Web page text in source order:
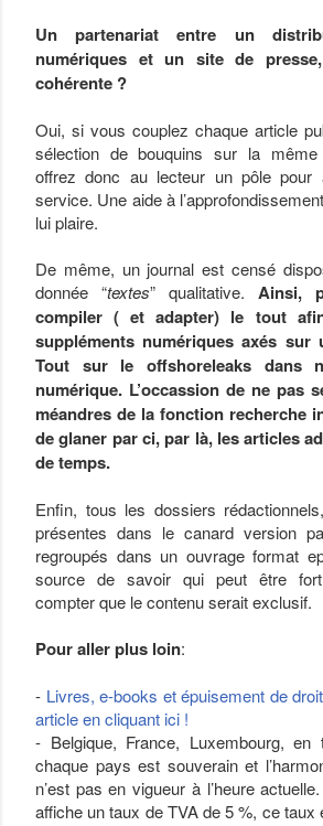
Un partenariat entre un
numériques et un site de
cohérente ?
Oui, si vous couplez chaque article
sélection de bouquins sur la même
offrez donc au lecteur un pôle pour
service. Une aide à
lui plaire.
De même, un journal est censé
donnée “textes” qualitative. Ainsi,
compiler ( et adapter) le tout
suppléments numériques axés sur
Tout sur le offshoreleaks dans
numérique. L’occassion de ne pas
méandres de la fonction recherche
de glaner par ci, par là, les articles
de temps.
Enfin, tous les dossiers
présentes dans le canard version
regroupés dans un ouvrage format
source de savoir qui peut être
compter que le contenu serait exclusif.
Pour aller plus loin:
- Livres, e-books et épuisement de
article en cliquant ici !
- Belgique, France, Luxembourg, en
chaque pays est souverain et
n’est pas en vigueur à l’heure
affiche un taux de TVA de 5 %, ce taux